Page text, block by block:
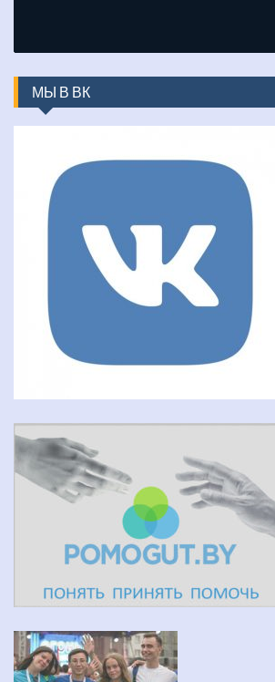
МЫ В ВК